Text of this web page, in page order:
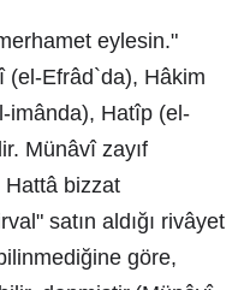
eylesin."
(el-Efrâd`da), Hâkim
imânda), Hatîp (el-
Münâvî zayıf
Hattâ bizzat
satın aldığı rivâyet
göre,